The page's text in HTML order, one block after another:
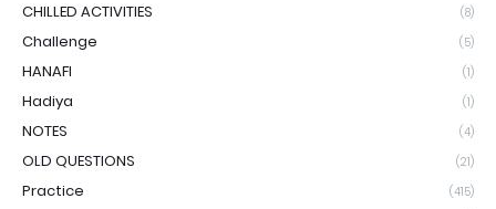
CHILLED ACTIVITIES (8)
Challenge (5)
HANAFI (1)
Hadiya (1)
NOTES (4)
OLD QUESTIONS (21)
Practice (415)